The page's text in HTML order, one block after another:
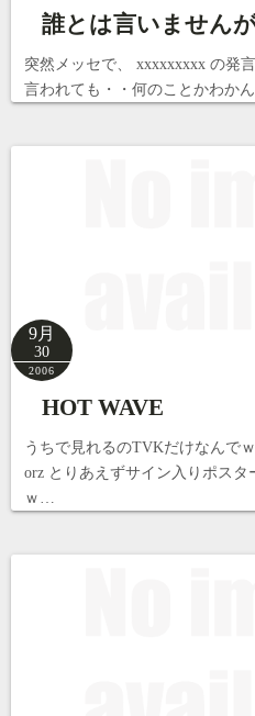
誰とは言いませんが
突然メッセで、 xxxxxxxxx の発
言われても・・何のことかわか
9月
30
2006
HOT WAVE
うちで見れるのTVKだけなんで
orz とりあえずサイン入りポスタ
ｗ…